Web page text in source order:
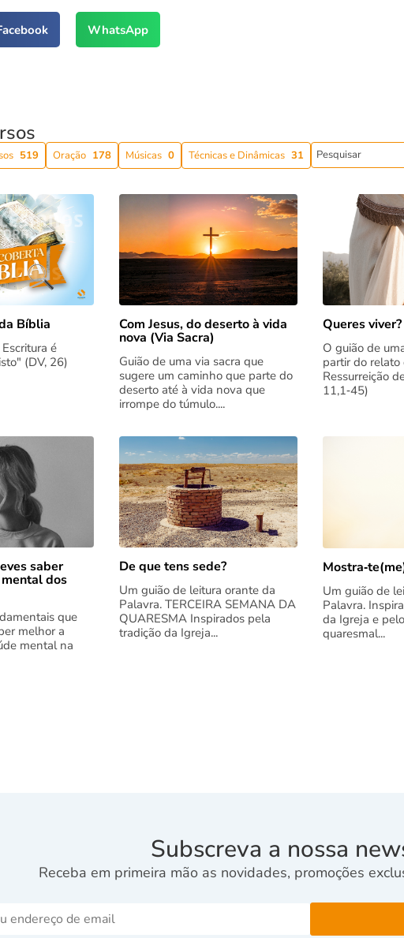
WhatsApp
519 Oração 178 Músicas 0 Técnicas e Dinâmicas 31
Bíblia
é
(DV, 26)
Com Jesus, do deserto à vida
nova (Via Sacra)
Guião de uma via sacra que
sugere um caminho que parte do
deserto até à vida nova que
irrompe do túmulo....
Queres viver?
O guião de
partir do relato
Ressurreição
11,1‑45)
saber
dos
que
melhor a
mental na
De que tens sede?
Um guião de leitura orante da
Palavra. TERCEIRA SEMANA DA
QUARESMA Inspirados pela
tradição da Igreja...
Um guião de
Palavra.
da Igreja e
quaresmal...
Subscreva a nossa
Receba em primeira mão as novidades, promoções